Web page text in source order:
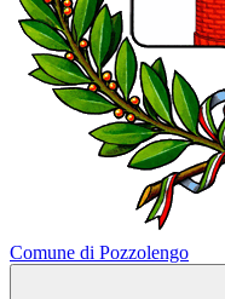
Comune di Pozzolengo